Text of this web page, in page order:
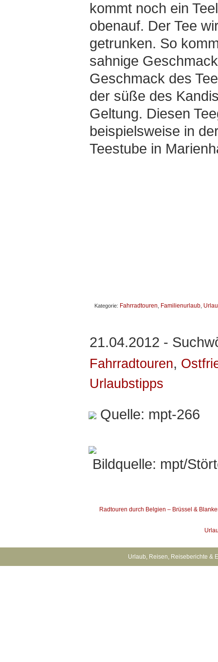
kommt noch ein
obenauf. Der Tee
getrunken. So
sahnige
Geschmack des
der süße des
Geltung. Diesen
beispielsweise in
Teestube in
Kategorie: Fahrradtouren Familienurlaub
21.04.2012 -
Fahrradtouren,
Urlaubstipps
Quelle: mpt-266
Bildquelle: mpt/
Radtouren durch Belgien – Brüssel &
Urlaub, Reisen, Reiseberichte &